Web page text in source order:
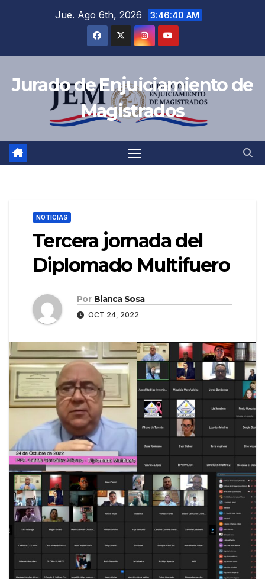
Jue. Ago 6th, 2026 3:46:41 AM
Jurado de Enjuiciamiento de
Magistrados
NOTICIAS
Tercera jornada del
Diplomado Multifuero
Por Bianca Sosa
OCT 24, 2022